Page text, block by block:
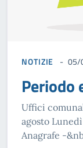
NOTIZIE 05/
Periodo
Uffici
agosto
Anagrafe -